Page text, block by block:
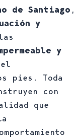
de Santiago ,
y
y
pies. Toda
con
que